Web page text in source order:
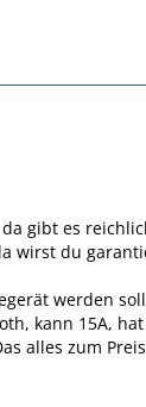
gibt es
wirst du
werden
kann 15A,
alles zum